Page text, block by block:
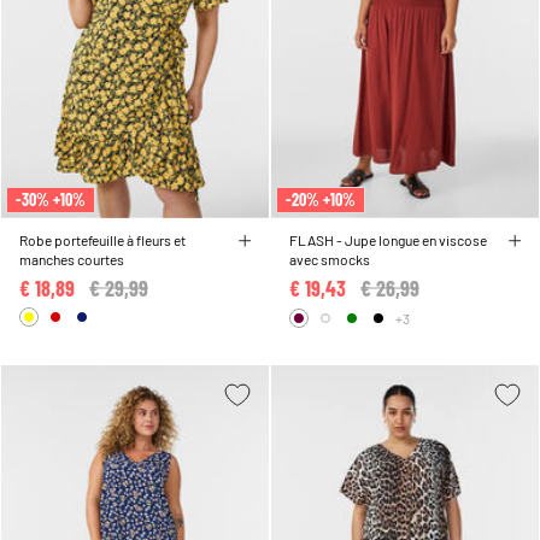
-30% +10%
Robe portefeuille à fleurs et
manches courtes
Price reduced from
€ 29,99
€ 18,89
-20% +10%
FLASH - Jupe longue en viscose
avec smocks
Price reduced from
€ 26,99
€ 19,43
+3